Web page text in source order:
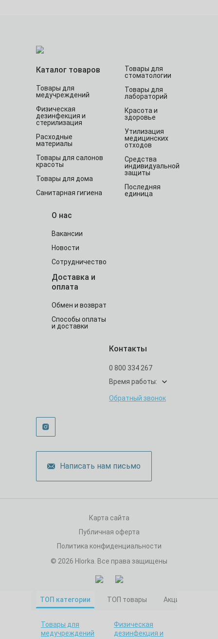
Написать нам письмо
Каталог товаров
Товары для
медучреждений
Физическая
дезинфекция и
стерилизация
Расходные
материалы
Товары для салонов
красоты
Товары для дома
Санитарная гигиена
Товары для
стоматологии
Товары для
лабораторий
Красота и
здоровье
Утилизация
медицинских
отходов
Средства
индивидуальной
защиты
Последняя
единица
О нас
Вакансии
Новости
Сотрудничество
Доставка и
оплата
Обмен и возврат
Способы оплаты
и доставки
Контакты
0 800 334 267
Время работы:
Обратный звонок
Карта сайта
Публичная оферта
Политика конфиденциальности
© 2026 Hlorka. Все права защищены
ТОП категории ТОП товары Акционные
Товары для
медучреждений
Физическая
дезинфекция и